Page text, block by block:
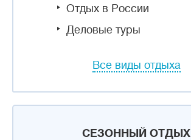
Отдых в России
Деловые туры
Все виды отдыха
СЕЗОННЫЙ ОТДЫХ